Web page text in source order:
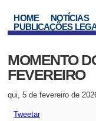
HOME NOTÍCIAS
PUBLICAÇÕES
MOMENTO
FEVEREIRO
qui, 5 de fevereiro de
Tweetar